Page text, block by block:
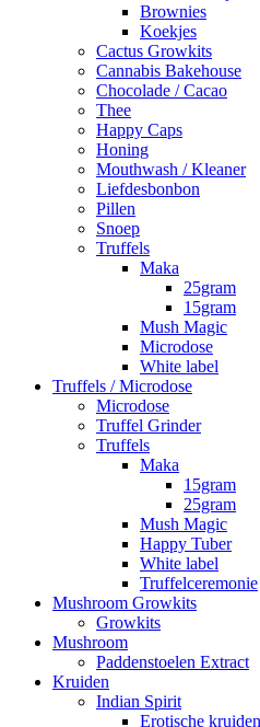
Brownies
Koekjes
Cactus Growkits
Cannabis Bakehouse
Chocolade / Cacao
Thee
Happy Caps
Honing
Mouthwash / Kleaner
Liefdesbonbon
Pillen
Snoep
Truffels
Maka
25gram
15gram
Mush Magic
Microdose
White label
Truffels / Microdose
Microdose
Truffel Grinder
Truffels
Maka
15gram
25gram
Mush Magic
Happy Tuber
White label
Truffelceremonie
Mushroom Growkits
Growkits
Mushroom
Paddenstoelen Extract
Kruiden
Indian Spirit
Erotische kruiden